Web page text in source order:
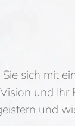
sich mit
und
und